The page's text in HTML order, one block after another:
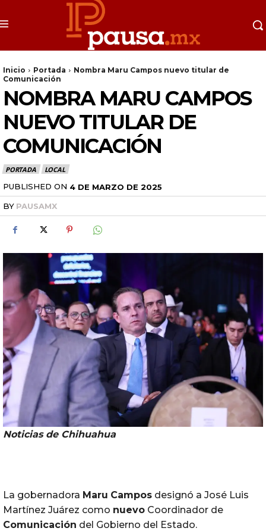
Inicio Portada
Nombra Maru Campos nuevo titular de
Comunicación
NOMBRA MARU CAMPOS
NUEVO TITULAR DE
COMUNICACIÓN
PORTADA LOCAL
PUBLISHED ON 4 DE MARZO DE 2025
BY PAUSAMX
Noticias de Chihuahua
La gobernadora Maru Campos designó a José Luis
Martínez Juárez como nuevo Coordinador de
Comunicación del Gobierno del Estado.